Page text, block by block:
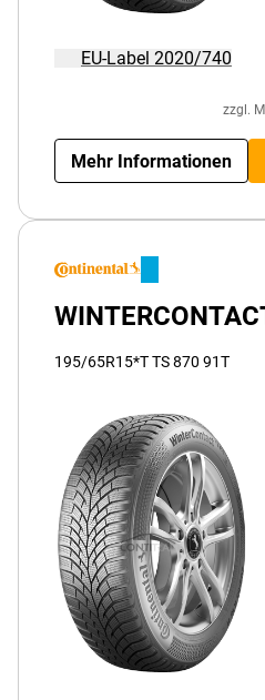
EU-Label 2020/740
zzgl.
Mehr Informationen
195/65R15*T TS 870 91T